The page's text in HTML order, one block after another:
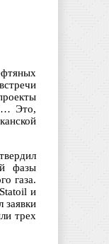
Это,
фазы
газа.
и
заявки
трех